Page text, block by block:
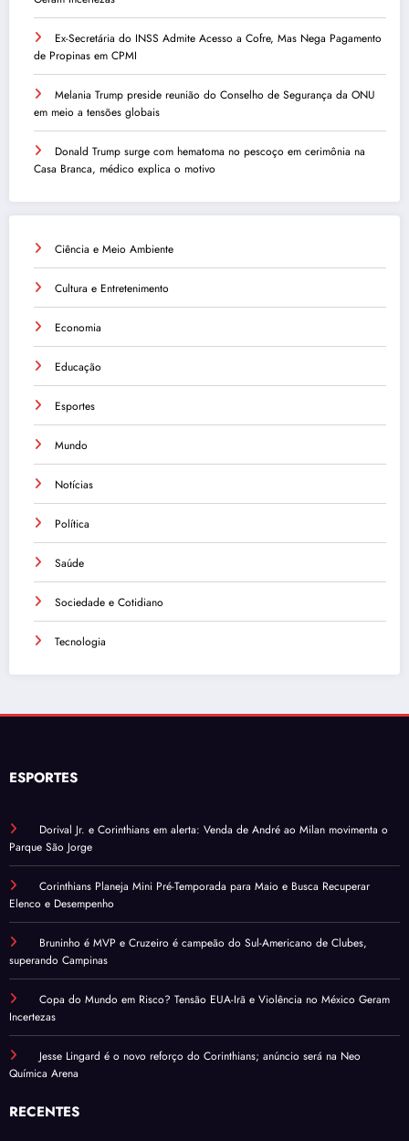
Ex-Secretária do INSS Admite Acesso a Cofre, Mas Nega Pagamento
de Propinas em CPMI
Melania Trump preside reunião do Conselho de Segurança da ONU
em meio a tensões globais
Donald Trump surge com hematoma no pescoço em cerimônia na
Casa Branca, médico explica o motivo
Ciência e Meio Ambiente
Cultura e Entretenimento
Economia
Educação
Esportes
Mundo
Notícias
Política
Saúde
Sociedade e Cotidiano
Tecnologia
ESPORTES
Dorival Jr. e Corinthians em alerta: Venda de André ao Milan movimenta o
Parque São Jorge
Corinthians Planeja Mini Pré-Temporada para Maio e Busca Recuperar
Elenco e Desempenho
Bruninho é MVP e Cruzeiro é campeão do Sul-Americano de Clubes,
superando Campinas
Copa do Mundo em Risco? Tensão EUA-Irã e Violência no México Geram
Incertezas
Jesse Lingard é o novo reforço do Corinthians; anúncio será na Neo
Química Arena
RECENTES